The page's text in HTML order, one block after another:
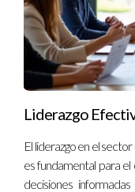
para cada cliente. Si
preguntas sobre
no dudes en
ayudarte a alcanzar
Liderazgo
El liderazgo en el
es fundamental para el
decisiones